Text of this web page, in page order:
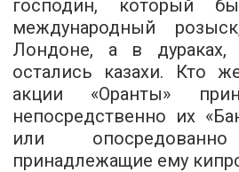
господин, который
международный
Лондоне, а в дураках,
остались казахи. Кто
акции «Оранты»
непосредственно их
или
принадлежащие ему